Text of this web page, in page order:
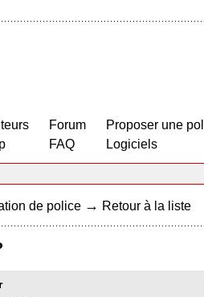
Forum
FAQ
Proposer une
Logiciels
de police → Retour à la liste